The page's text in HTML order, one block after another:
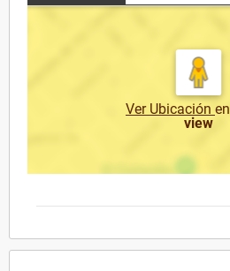
Ver Ubicación en
view